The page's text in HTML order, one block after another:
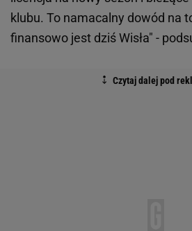
klubu. To namacalny dowód na
finansowo jest dziś Wisła" -